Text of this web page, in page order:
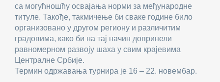
са могућношћу освајања норми за међународне
титуле. Такође, такмичење би сваке године било
организовано у другом региону и различитим
градовима, како би на тај начин допринели
равномерном развоју шаха у свим крајевима
Централне Србије.
Термин одржавања турнира је 16 – 22. новембар.